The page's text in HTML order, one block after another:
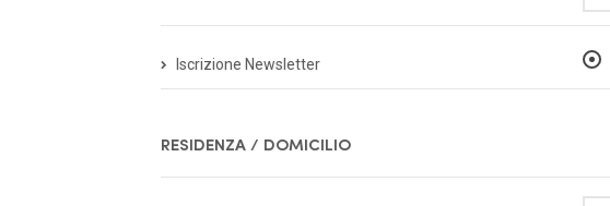
Iscrizione Newsletter
RESIDENZA / DOMICILIO